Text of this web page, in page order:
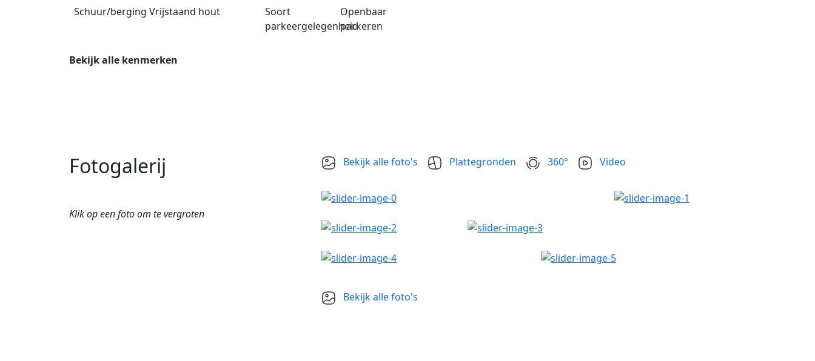
Schuur/berging Vrijstaand hout
Soort
parkeergelegenheid
Openbaar
parkeren
Bekijk alle kenmerken
Fotogalerij
Klik op een foto om te vergroten
Bekijk alle foto's Plattegronden 360° Video
Bekijk alle foto's